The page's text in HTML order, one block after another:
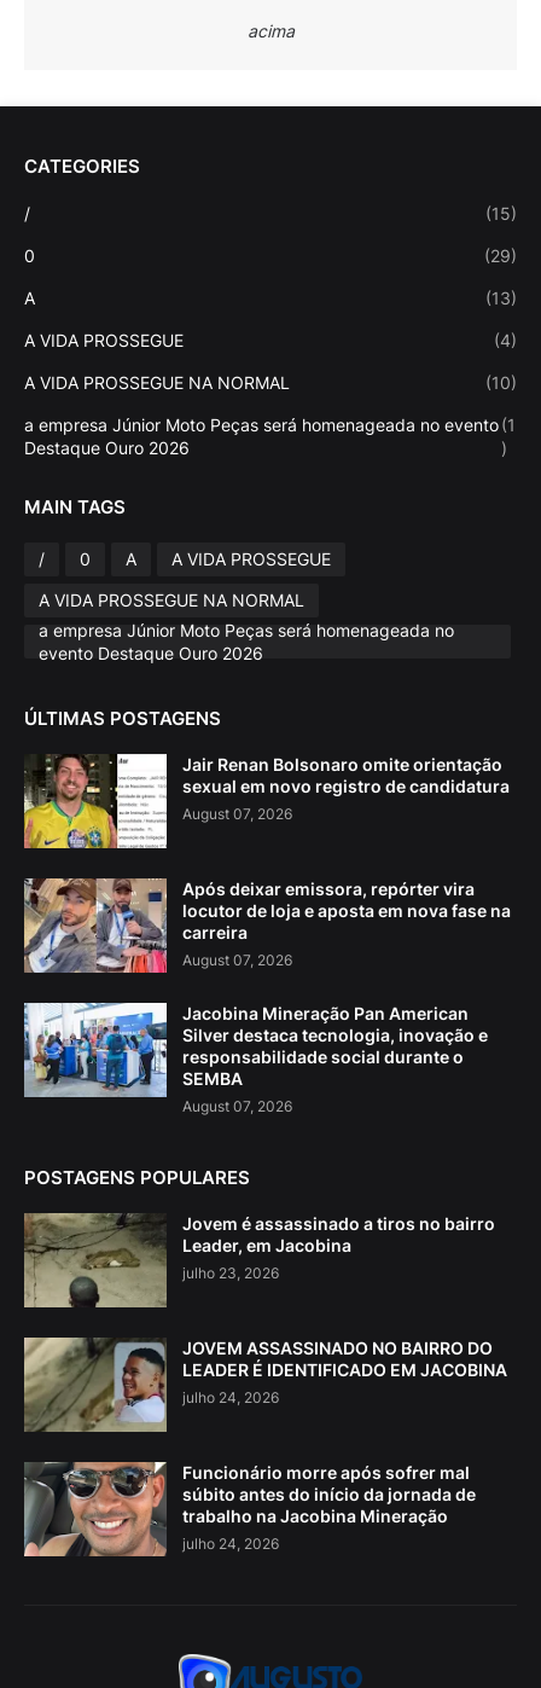
acima
CATEGORIES
/ (15)
0 (29)
A (13)
A VIDA PROSSEGUE (4)
A VIDA PROSSEGUE NA NORMAL (10)
a empresa Júnior Moto Peças será homenageada no evento
Destaque Ouro 2026
(1
)
MAIN TAGS
/ 0 A
A VIDA PROSSEGUE
A VIDA PROSSEGUE NA NORMAL
a empresa Júnior Moto Peças será homenageada no
evento Destaque Ouro 2026
ÚLTIMAS POSTAGENS
Jair Renan Bolsonaro omite orientação
sexual em novo registro de candidatura
August 07, 2026
Após deixar emissora, repórter vira
locutor de loja e aposta em nova fase na
carreira
August 07, 2026
Jacobina Mineração Pan American
Silver destaca tecnologia, inovação e
responsabilidade social durante o
SEMBA
August 07, 2026
POSTAGENS POPULARES
Jovem é assassinado a tiros no bairro
Leader, em Jacobina
julho 23, 2026
JOVEM ASSASSINADO NO BAIRRO DO
LEADER É IDENTIFICADO EM JACOBINA
julho 24, 2026
Funcionário morre após sofrer mal
súbito antes do início da jornada de
trabalho na Jacobina Mineração
julho 24, 2026